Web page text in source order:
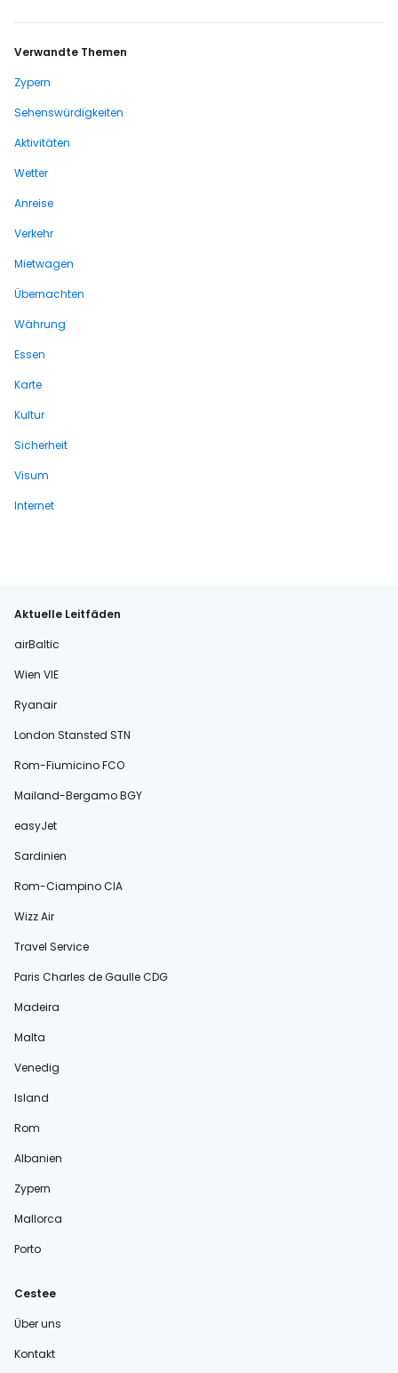
Verwandte Themen
Zypern
Sehenswürdigkeiten
Aktivitäten
Wetter
Anreise
Verkehr
Mietwagen
Übernachten
Währung
Essen
Karte
Kultur
Sicherheit
Visum
Internet
Aktuelle Leitfäden
airBaltic
Wien VIE
Ryanair
London Stansted STN
Rom-Fiumicino FCO
Mailand-Bergamo BGY
easyJet
Sardinien
Rom-Ciampino CIA
Wizz Air
Travel Service
Paris Charles de Gaulle CDG
Madeira
Malta
Venedig
Island
Rom
Albanien
Zypern
Mallorca
Porto
Cestee
Über uns
Kontakt